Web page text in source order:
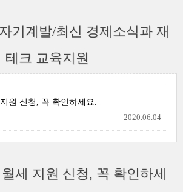
기계발/최신 경제소식과 재
테크 교육지원
원 신청, 꼭 확인하세요.
2020.06.04
세 지원 신청, 꼭 확인하세